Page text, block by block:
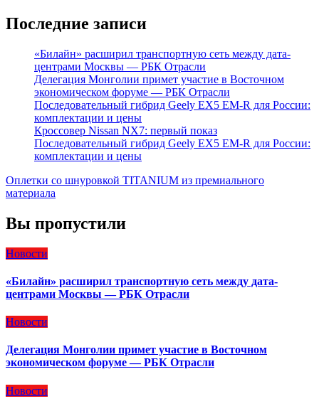
Последние записи
«Билайн» расширил транспортную сеть между дата-
центрами Москвы — РБК Отрасли
Делегация Монголии примет участие в Восточном
экономическом форуме — РБК Отрасли
Последовательный гибрид Geely EX5 EM-R для России:
комплектации и цены
Кроссовер Nissan NX7: первый показ
Последовательный гибрид Geely EX5 EM-R для России:
комплектации и цены
Оплетки со шнуровкой TITANIUM из премиального
материала
Вы пропустили
Новости
«Билайн» расширил транспортную сеть между дата-
центрами Москвы — РБК Отрасли
Новости
Делегация Монголии примет участие в Восточном
экономическом форуме — РБК Отрасли
Новости